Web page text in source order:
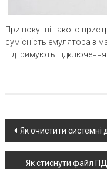
При покупці такого
сумісність емулятора з
підтримують
Post
navigation
Як очистити системні
Як стиснути файл